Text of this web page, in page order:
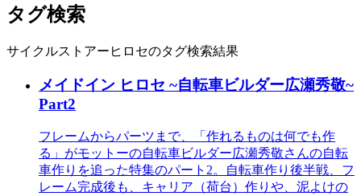
タグ検索
サイクルストアーヒロセのタグ検索結果
メイドイン ヒロセ ~自転車ビルダー広瀬秀敬~
Part2
フレームからパーツまで、「作れるものは何でも作
る」がモットーの自転車ビルダー広瀬秀敬さんの自転
車作りを追った特集のパート2。自転車作り後半戦、フ
レーム完成後も、キャリア（荷台）作りや、泥よけの